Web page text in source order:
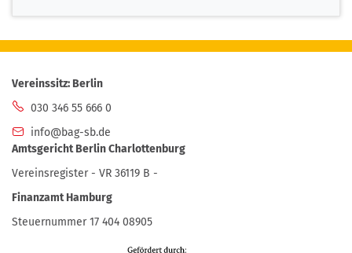
Vereinssitz: Berlin
030 346 55 666 0
info@bag-sb.de
Amtsgericht Berlin Charlottenburg
Vereinsregister - VR 36119 B -
Finanzamt Hamburg
Steuernummer 17 404 08905